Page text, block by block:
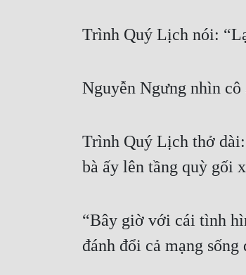
Trình Quý Lịch nói:
Nguyễn Ngưng nhìn cô
Trình Quý Lịch thở dài:
bà ấy lên tầng quỳ gối
“Bây giờ với cái tình
đánh đổi cả mạng sống